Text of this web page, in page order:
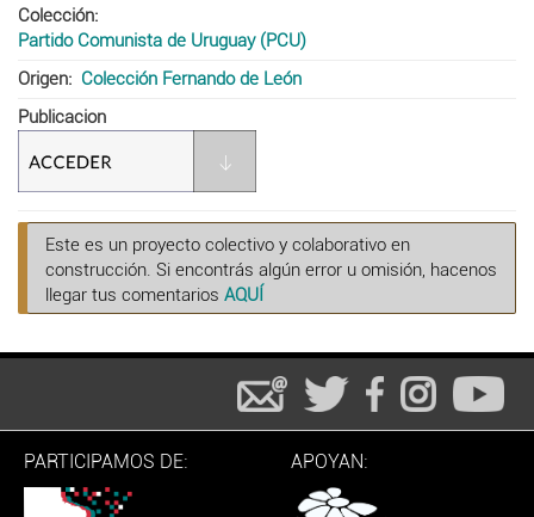
Colección
Partido Comunista de Uruguay (PCU)
Origen
Colección Fernando de León
Publicacion
Este es un proyecto colectivo y colaborativo en
construcción. Si encontrás algún error u omisión, hacenos
llegar tus comentarios AQUÍ
PARTICIPAMOS DE: APOYAN: